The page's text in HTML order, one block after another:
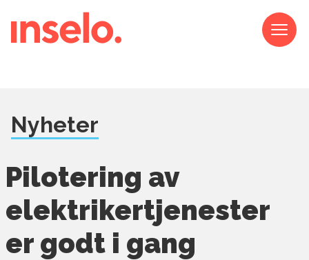
Nyheter
Pilotering av
elektrikertjenester
er godt i gang